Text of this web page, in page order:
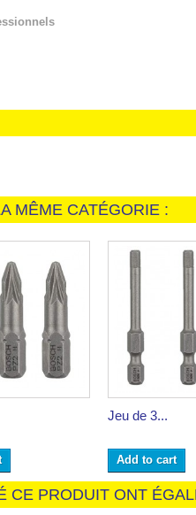
MÊME CATÉGORIE :
Jeu de 3...
Add to cart
CE PRODUIT ONT